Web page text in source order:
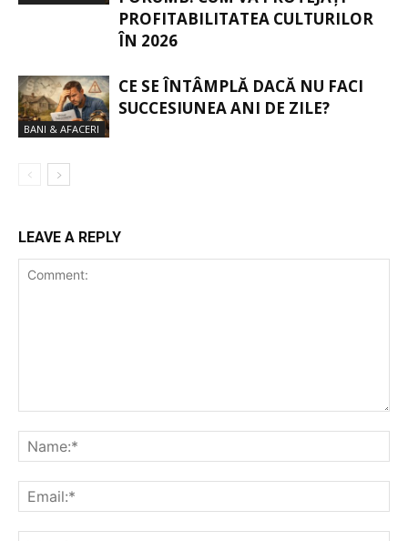
PROFITABILITATEA CULTURILOR
ÎN 2026
BANI & AFACERI
CE SE ÎNTÂMPLĂ DACĂ NU FACI
SUCCESIUNEA ANI DE ZILE?
LEAVE A REPLY